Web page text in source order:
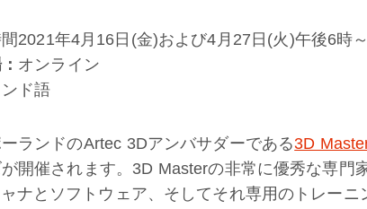
間2021年4月16日(金)および4月27日(火)午後6時～
オンライン
ド語
ランドのArtec 3Dアンバサダーである3D
開催されます。3D Masterの非常に優秀な専門
ナとソフトウェア、そしてそれ専用のトレーニ